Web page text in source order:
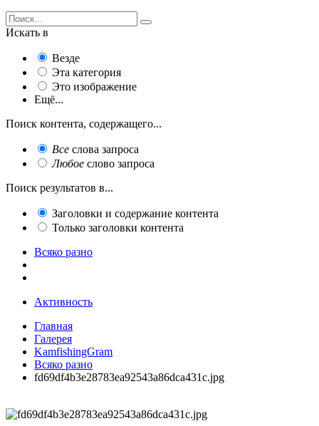
Искать в
Везде
Эта категория
Это изображение
Ещё...
Поиск контента, содержащего...
Все слова запроса
Любое слово запроса
Поиск результатов в...
Заголовки и содержание контента
Только заголовки контента
Всяко разно
Активность
Главная
Галерея
KamfishingGram
Всяко разно
fd69df4b3e28783ea92543a86dca431c.jpg